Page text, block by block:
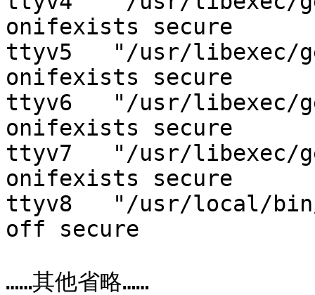
onifexists secure
ttyv5	"/usr/libexec/getty Pc"		xterm
onifexists secure
ttyv6	"/usr/libexec/getty Pc"		xterm
onifexists secure
ttyv7	"/usr/libexec/getty Pc"		xterm
onifexists secure
ttyv8	"/usr/local/bin/xdm -nodaemon"	xterm
off secure
……其他省略……